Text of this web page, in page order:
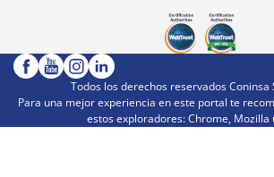
Todos los derechos reservados Coninsa
Para una mejor experiencia en este portal te
estos exploradores: Chrome, Mozilla